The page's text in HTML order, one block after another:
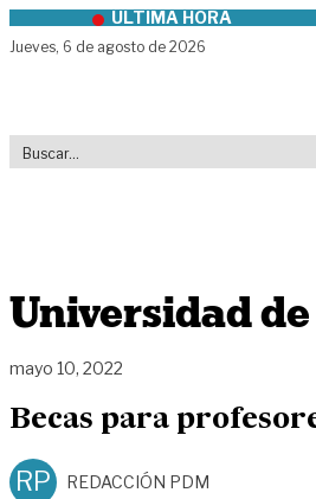
Skip to contentÚLTIMA HORA
Jueves, 6 de agosto de 2026
Universidad
mayo 10, 2022
Becas para
RP REDACCIÓN PDM